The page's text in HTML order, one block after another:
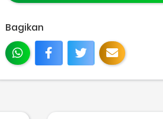
Bagikan